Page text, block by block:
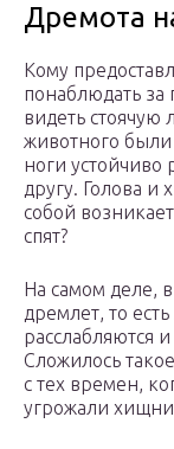
Дремота
Кому
понаблюдать
видеть стоячую
животного были
ноги устойчиво
другу. Голова и
собой
спят?
На самом деле,
дремлет, то
расслабляются
Сложилось
с тех времен,
угрожали